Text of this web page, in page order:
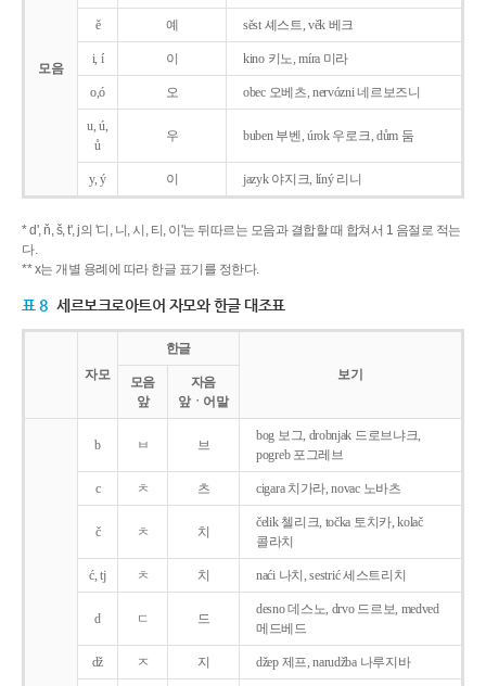
모음
ě 예 sěst 셰스트, věk 베크
i, í 이 kino 키노, míra 미라
o,ó 오 obec 오베츠, nervózni 네르보즈니
u, ú,
ů
우 buben 부벤, úrok 우로크, dům 둠
y, ý 이 jazyk야지크, líný 리니
* d', ň, š, t', j의 '디, 니, 시, 티, 이'는 뒤따르는 모음과 결합할 때 합쳐서 1 음절로 적는
다.
** x는 개별 용례에 따라 한글 표기를 정한다.
표 8 세르보크로아트어 자모와 한글 대조표
자모
한글
보기
모음
앞
자음
앞ㆍ어말
b ㅂ 브
bog 보그, drobnjak 드로브냐크,
pogreb 포그레브
c ㅊ 츠 cigara 치가라, novac 노바츠
č ㅊ 치
čelik 첼리크, točka 토치카, kolač
콜라치
ć, tj ㅊ 치 naći 나치, sestrić 세스트리치
d ㄷ 드
desno 데스노, drvo 드르보, medved
메드베드
dž ㅈ 지 džep 제프, narudžba 나루지바